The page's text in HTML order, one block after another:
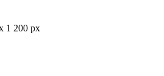
1 200 px